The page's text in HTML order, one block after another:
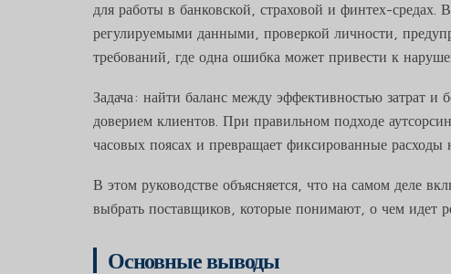
для работы в банковской, страховой и финтех-средах.
регулируемыми данными, проверкой личности,
требований, где одна ошибка может привести к
Задача: найти баланс между эффективностью затрат
доверием клиентов. При правильном подходе
часовых поясах и превращает фиксированные
В этом руководстве объясняется, что на самом деле
выбрать поставщиков, которые понимают, о чем идет
Основные выводы